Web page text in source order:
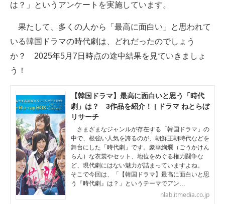
ビジネスと働き方のヒント
AI活用のいまが分かる
マーケ×ITの今がよく分かる
ITエンジニア向け専門サイト
企業向けIT製品の総合サイト
IT製品の技術・比較・事例
製造業のIT導入・活用を支援
モノづくり技術者専門サイト
は？」というアンケートを実施しています。
果たして、多くの人から「最高に面白い」と思われて
いる韓国ドラマの時代劇は、どれだったのでしょう
か？ 2025年5月7日時点の途中結果を見ていきましょ
う！
【韓国ドラマ】最高に面白いと思う「時代
劇」は？ 3作品を紹介！ | ドラマ ねとらぼ
リサーチ
さまざまなジャンルが存在する「韓国ドラマ」の
中で、根強い人気を誇るのが、朝鮮王朝時代などを
舞台にした「時代劇」です。豪華絢爛（ごうかけん
らん）な衣裳やセット、地位をめぐる権力闘争な
ど、現代劇にはない魅力が詰まっていますよね。
そこで今回は、「【韓国ドラマ】最高に面白いと思
う『時代劇』は？」というテーマでアン…
nlab.itmedia.co.jp